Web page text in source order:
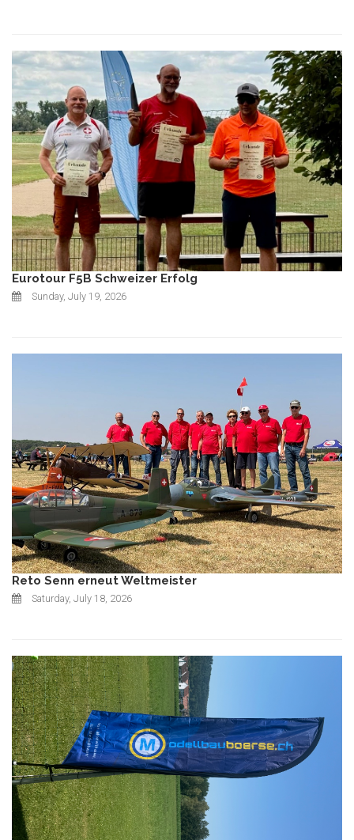
Eurotour F5B Schweizer Erfolg
Sunday, July 19, 2026
Reto Senn erneut Weltmeister
Saturday, July 18, 2026